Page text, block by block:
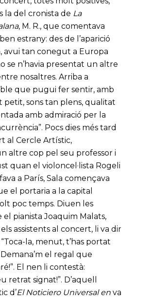
la del cronista de La
, M. R., que comentava
estrany: des de l’aparició
avui tan conegut a Europa
se n’havia presentat un altre
nosaltres. Arriba a
que pugui fer sentir, amb
sons tan plens, qualitat
amb admiració per la
Pocs dies més tard
al Cercle Artístic,
altre cop pel seu professor i
quan el violoncel·lista Rogeli
a París, Sala començava
el portaria a la capital
poc temps. Diuen les
pianista Joaquim Malats,
assistents al concert, li va dir
la, menut, t’has portat
el regal que
El nen li contestà:
retrat signat!”. D’aquell
d’El Noticiero Universal enva